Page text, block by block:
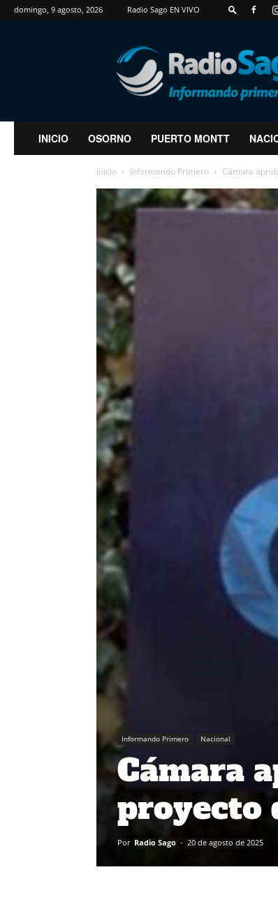
domingo, 9 agosto, 2026 Radio Sago EN VIVO
RadioSago
INICIO OSORNO PUERTO MONTT
Inicio Informando Primero Cámara
Informando Primero Nacional
Cámara
proyecto
Por Radio Sago - 20 de agosto de 2025